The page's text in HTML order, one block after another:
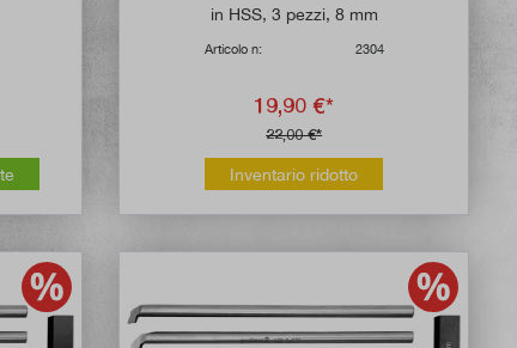
in HSS, 3 pezzi, 8 mm
Articolo n: 2304
19,90 €*
22,00 €*
Inventario ridotto